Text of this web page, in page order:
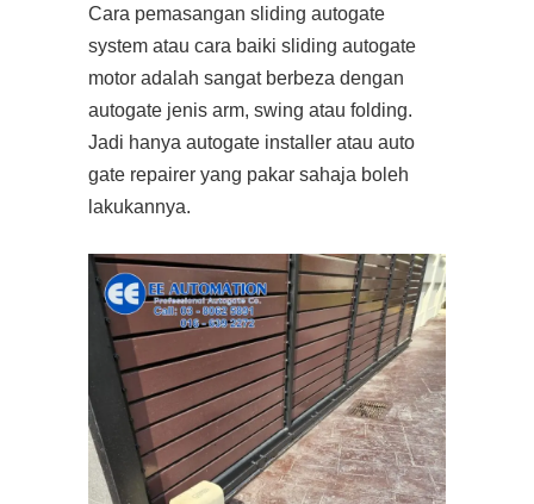
Cara pemasangan sliding autogate
system atau cara baiki sliding autogate
motor adalah sangat berbeza dengan
autogate jenis arm, swing atau folding.
Jadi hanya autogate installer atau auto
gate repairer yang pakar sahaja boleh
lakukannya.